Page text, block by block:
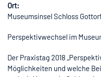
Ort:
Museumsinsel Schloss
Perspektivwechsel im
Der Praxistag 2018
Möglichkeiten und welche